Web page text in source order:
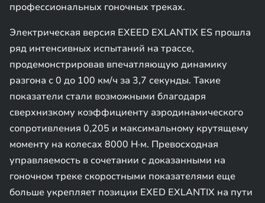
профессиональных гоночных треках.
Электрическая версия EXEED EXLANTIX ES прошла
ряд интенсивных испытаний на трассе,
продемонстрировав впечатляющую динамику
разгона с 0 до 100 км/ч за 3,7 секунды. Такие
показатели стали возможными благодаря
сверхнизкому коэффициенту аэродинамического
сопротивления 0,205 и максимальному крутящему
моменту на колесах 8000 Н·м. Превосходная
управляемость в сочетании с доказанными на
гоночном треке скоростными показателями еще
больше укрепляет позиции EXED EXLANTIX на пути